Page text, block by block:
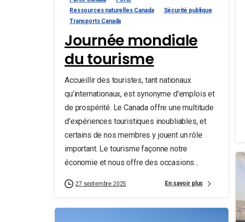
Ressources naturelles Canada
Sécurité publique
Transports Canada
Journée mondiale
du tourisme
Accueillir des touristes, tant nationaux
qu’internationaux, est synonyme d’emplois et
de prospérité. Le Canada offre une multitude
d’expériences touristiques inoubliables, et
certains de nos membres y jouent un rôle
important. Le tourisme façonne notre
économie et nous offre des occasions...
27 septembre 2025 En savoir plus